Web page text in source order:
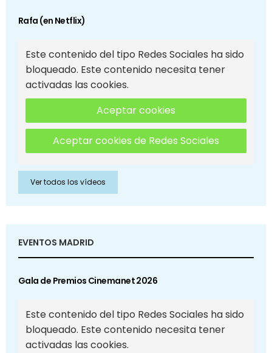
Rafa (en Netflix)
Este contenido del tipo Redes Sociales ha sido
bloqueado. Este contenido necesita tener
activadas las cookies.
Aceptar cookies
Aceptar cookies de Redes Sociales
Ver todos los vídeos
EVENTOS MADRID
Gala de Premios Cinemanet 2026
Este contenido del tipo Redes Sociales ha sido
bloqueado. Este contenido necesita tener
activadas las cookies.